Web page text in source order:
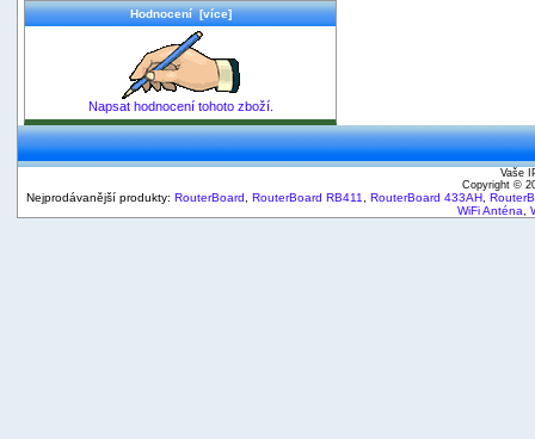
Hodnocení [více]
Napsat hodnocení tohoto zboží.
Vaše
Copyright ©
Nejprodávanější produkty: RouterBoard RouterBoard RB411 RouterBoard 433AH
WiFi Anténa